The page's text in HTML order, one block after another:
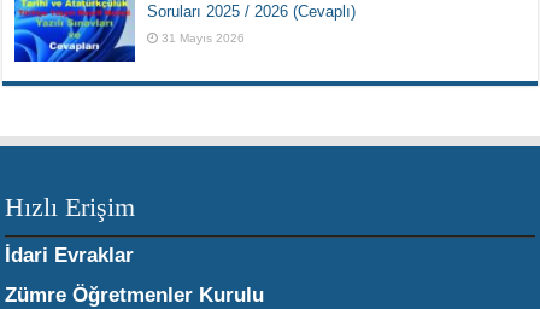
Soruları 2025 / 2026 (Cevaplı)
31 Mayıs 2026
Hızlı Erişim
İdari Evraklar
Zümre Öğretmenler Kurulu